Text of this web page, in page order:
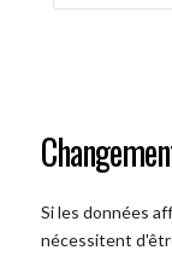
Si les données
nécessitent